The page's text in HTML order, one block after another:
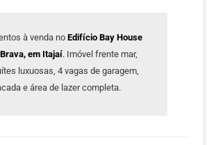
à venda noEdifício Bay House
em Itajaí. Imóvel frente mar,
luxuosas, 4 vagas de garagem,
e área de lazer completa.